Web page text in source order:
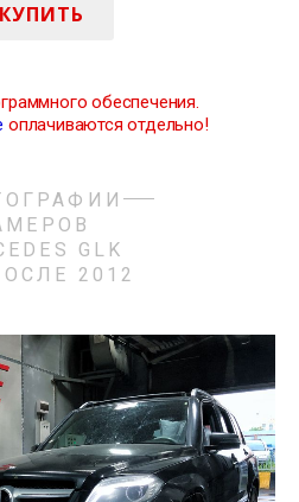
КУПИТЬ
обеспечения.
оплачиваются отдельно!
GLK
2012